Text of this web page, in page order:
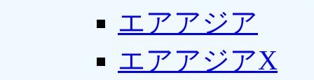
エアアジア
エアアジアX